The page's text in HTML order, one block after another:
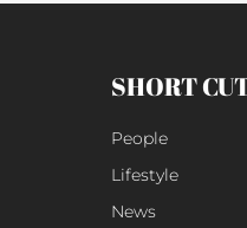
SHORT
People
Lifestyle
News